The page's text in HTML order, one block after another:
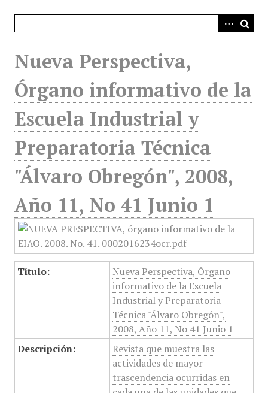
Nueva Perspectiva,
Órgano informativo de la
Escuela Industrial y
Preparatoria Técnica
"Álvaro Obregón", 2008,
Año 11, No 41 Junio 1
Título:
Nueva Perspectiva, Órgano
informativo de la Escuela
Industrial y Preparatoria
Técnica "Álvaro Obregón",
2008, Año 11, No 41 Junio 1
Descripción:
Revista que muestra las
actividades de mayor
trascendencia ocurridas en